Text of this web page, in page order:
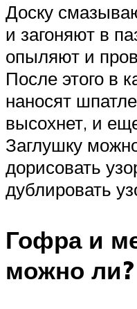
Доску
и загоняют в
опыляют и
После этого в
наносят
высохнет, и
Заглушку
дорисовать
дублировать
Гофра и
можно ли?